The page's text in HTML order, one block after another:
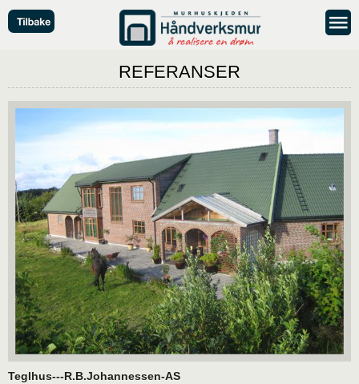
REFERANSER
Teglhus---R.B.Johannessen-AS